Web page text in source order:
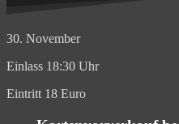
30. November
Einlass 18:30 Uhr
Eintritt 18 Euro